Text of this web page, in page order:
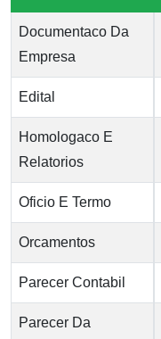
Documentaco Da
Empresa
Edital
Homologaco E
Relatorios
Oficio E Termo
Orcamentos
Parecer Contabil
Parecer Da